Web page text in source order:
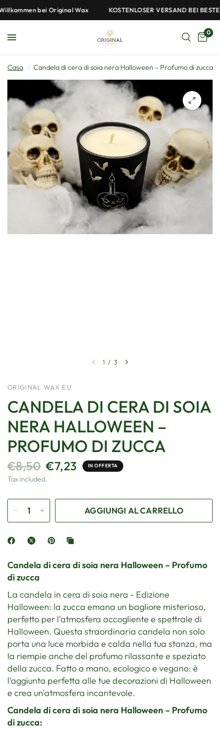
bei Original Wax KOSTENLOSER VERSAND BEI
0
Casa / Candela di cera di soia nera Halloween – Profumo di zucca
1 / 3
ORIGINAL WAX EU
CANDELA DI CERA DI SOIA
NERA HALLOWEEN –
PROFUMO DI ZUCCA
€8,50 €7,23 IN OFFERTA
Tax included.
AGGIUNGI AL CARRELLO
Candela di cera di soia nera Halloween – Profumo
di zucca
La candela in cera di soia nera - Edizione
Halloween: la zucca emana un bagliore misterioso,
perfetto per l'atmosfera accogliente e spettrale di
Halloween. Questa straordinaria candela non solo
porta una luce morbida e calda nella tua stanza, ma
la riempie anche del profumo rilassante e speziato
della zucca. Fatto a mano, ecologico e vegano: è
l'aggiunta perfetta alle tue decorazioni di Halloween
e crea un'atmosfera incantevole.
Candela di cera di soia nera Halloween – Profumo
di zucca: